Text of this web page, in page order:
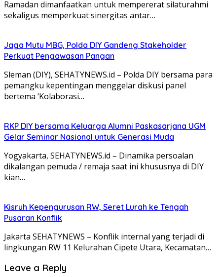
Ramadan dimanfaatkan untuk mempererat silaturahmi
sekaligus memperkuat sinergitas antar…
Jaga Mutu MBG, Polda DIY Gandeng Stakeholder
Perkuat Pengawasan Pangan
Sleman (DIY), SEHATYNEWS.id – Polda DIY bersama para
pemangku kepentingan menggelar diskusi panel
bertema ‘Kolaborasi…
RKP DIY bersama Keluarga Alumni Paskasarjana UGM
Gelar Seminar Nasional untuk Generasi Muda
Yogyakarta, SEHATYNEWS.id – Dinamika persoalan
dikalangan pemuda / remaja saat ini khususnya di DIY
kian…
Kisruh Kepengurusan RW, Seret Lurah ke Tengah
Pusaran Konflik
Jakarta SEHATYNEWS – Konflik internal yang terjadi di
lingkungan RW 11 Kelurahan Cipete Utara, Kecamatan…
Leave a Reply